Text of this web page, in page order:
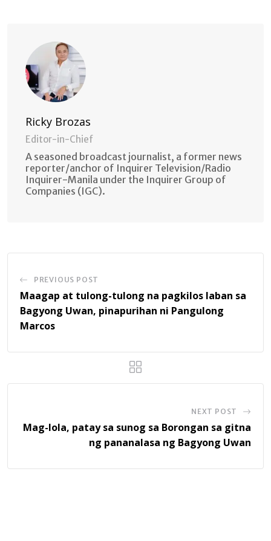
Ricky Brozas
Editor-in-Chief
A seasoned broadcast journalist, a former news
reporter/anchor of Inquirer Television/Radio
Inquirer-Manila under the Inquirer Group of
Companies (IGC).
PREVIOUS POST
Maagap at tulong-tulong na pagkilos laban sa
Bagyong Uwan, pinapurihan ni Pangulong
Marcos
NEXT POST
Mag-lola, patay sa sunog sa Borongan sa gitna
ng pananalasa ng Bagyong Uwan